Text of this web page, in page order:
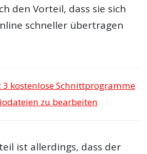
den Vorteil, dass sie sich
schneller übertragen
3 kostenlose Schnittprogramme
zu bearbeiten
ist allerdings, dass der